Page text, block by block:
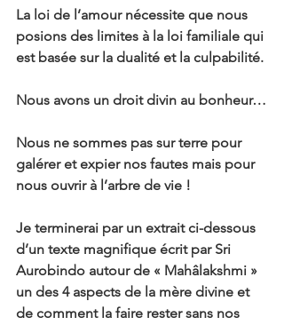
La loi de l’amour nécessite que nous
posions des limites à la loi familiale qui
est basée sur la dualité et la culpabilité.
Nous avons un droit divin au bonheur…
Nous ne sommes pas sur terre pour
galérer et expier nos fautes mais pour
nous ouvrir à l’arbre de vie !
Je terminerai par un extrait ci-dessous
d’un texte magnifique écrit par Sri
Aurobindo autour de « Mahâlakshmi »
un des 4 aspects de la mère divine et
de comment la faire rester sans nos